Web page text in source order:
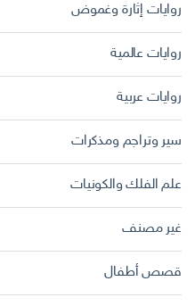
روايات إثارة وغموض
روايات عالمية
روايات عربية
سير وتراجم ومذكرات
علم الفلك والكونيات
غير مصنف
قصص أطفال